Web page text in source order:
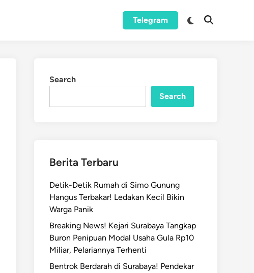
Telegram
Switch
Open
Search
Search
Berita Terbaru
Detik-Detik Rumah di Simo Gunung
Hangus Terbakar! Ledakan Kecil Bikin
Warga Panik
Breaking News! Kejari Surabaya Tangkap
Buron Penipuan Modal Usaha Gula Rp10
Miliar, Pelariannya Terhenti
Bentrok Berdarah di Surabaya! Pendekar